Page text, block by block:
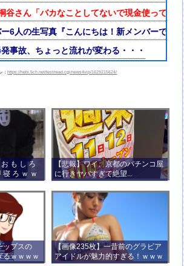
谷さん「バカなことしてないで現金使って好
ー6人の生写真『こんにちは！新メンバーです
発事故、ちょっと流れが変わる・・・
： https://hebi.5ch.net/test/read.cgi/news4vip/1629215624/
も し ろ
寝 ろ ｗ ｗ
ｗ ｗ
【悲報】ワイ、京都のパチンコ屋
に行きヤバすぎて絶望...
ップスの
るｗｗｗｗ
【画像235枚】一昔前のグラビア
アイドルが魅力的すぎる！ｗｗｗ